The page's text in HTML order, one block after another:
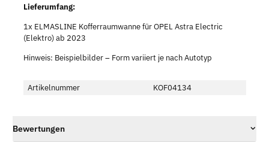
Lieferumfang:
1x ELMASLINE Kofferraumwanne für OPEL Astra Electric
(Elektro) ab 2023
Hinweis: Beispielbilder – Form variiert je nach Autotyp
Artikelnummer KOF04134
Bewertungen